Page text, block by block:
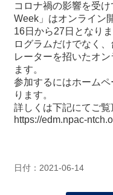
最
新
情
報
と
申
込
過
コロナ禍の影響を受
Week」はオンライン
16日から27日となり
ログラムだけでなく
レーターを招いたオ
ます。
参加するにはホーム
ります。
詳しくは下記にてご覧
https://edm.npac-
日付：2021-06-14